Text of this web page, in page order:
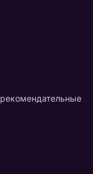
рекомендательные